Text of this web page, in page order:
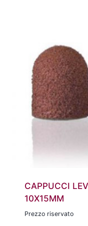
CAPPUCCI
10X15MM
Prezzo riservato